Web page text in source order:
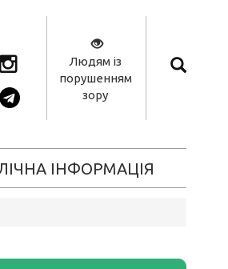
Людям із
порушенням
зору
ІНФОРМАЦІЯ